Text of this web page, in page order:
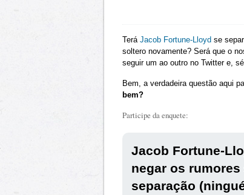
Terá Jacob Fortune-Lloyd se
soltero novamente? Será que o
seguir um ao outro no Twitter e,
Bem, a verdadeira questão aqui
bem?
Participe da enquete:
Jacob Fortune-
negar os rumores
separação